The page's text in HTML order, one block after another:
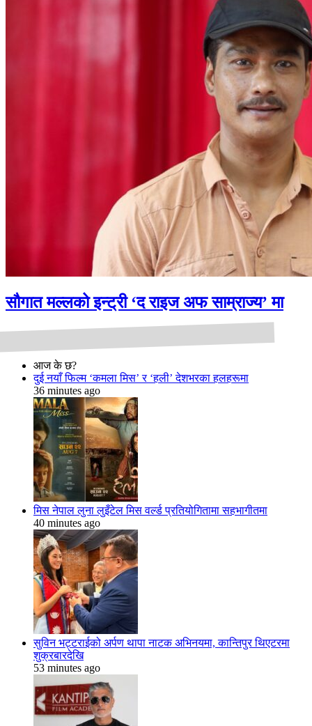
सौगात मल्लको इन्ट्री ‘द राइज अफ साम्राज्य’ मा
आज के छ?
दुई नयाँ फिल्म ‘कमला मिस’ र ‘हली’ देशभरका हलहरूमा
36 minutes ago
मिस नेपाल लुना लुइँटेल मिस वर्ल्ड प्रतियोगितामा सहभागीतमा
40 minutes ago
सुविन भट्टराईको अर्पण थापा नाटक अभिनयमा, कान्तिपुर थिएटरमा
शुक्रबारदेखि
53 minutes ago